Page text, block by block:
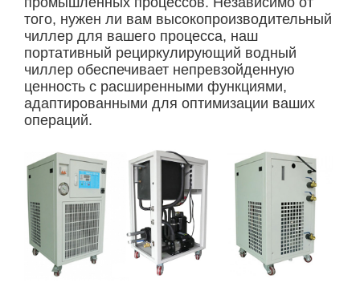
того, нужен ли вам высокопроизводительный
чиллер для вашего процесса, наш
портативный рециркулирующий водный
чиллер обеспечивает непревзойденную
ценность с расширенными функциями,
адаптированными для оптимизации ваших
операций.